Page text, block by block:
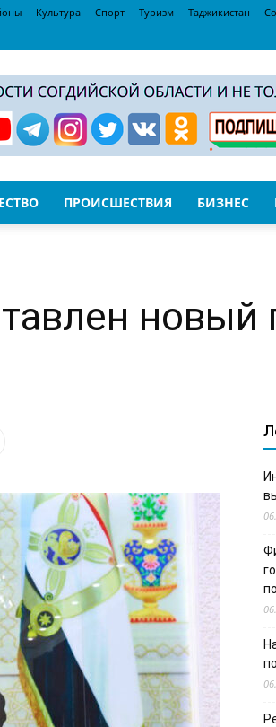
Культура Спорт Туризм Таджикистан
ПРОИСШЕСТВИЯ БИЗНЕС
новый